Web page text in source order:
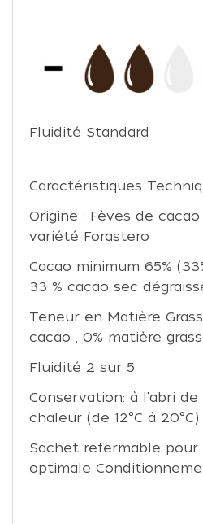
Fluidité Standard
Caractéristiques
Origine : Fèves de
variété Forastero
Cacao minimum 65%
33 % cacao sec
Teneur en Matière
cacao , 0% matière
Fluidité 2 sur 5
Conservation: à l'abri
chaleur (de 12°C à 20°C)
Sachet refermable
optimale